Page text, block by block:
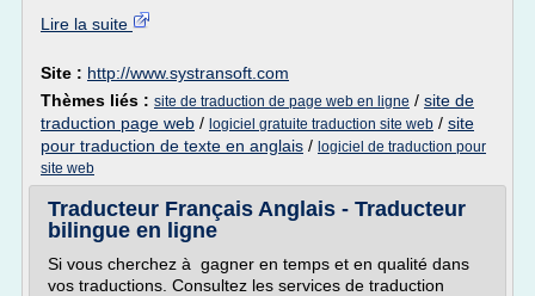
Lire la suite
Site : http://www.systransoft.com
Thèmes liés : site de traduction de page web en ligne / site de
traduction page web / logiciel gratuite traduction site web / site
pour traduction de texte en anglais / logiciel de traduction pour
site web
Traducteur Français Anglais - Traducteur
bilingue en ligne
Si vous cherchez à gagner en temps et en qualité dans
vos traductions. Consultez les services de traduction